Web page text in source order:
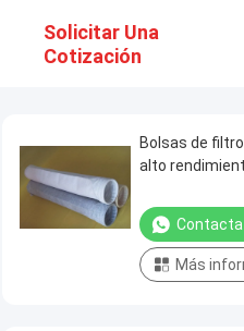
Solicitar Una
Cotización
Bolsas de
alto
Contacta
Más